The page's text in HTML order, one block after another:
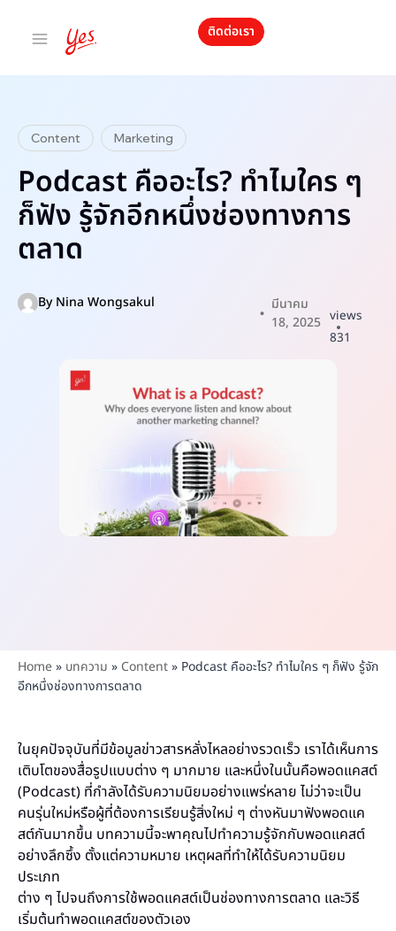
ติดต่อเรา
Content Marketing
Podcast คืออะไร? ทำไมใคร ๆ
ก็ฟัง รู้จักอีกหนึ่งช่องทางการ
ตลาด
ByNina Wongsakul
มีนาคม
18, 2025 views
831
Home» บทความ » Content» Podcast คืออะไร? ทำไมใคร ๆ ก็ฟัง รู้จัก
อีกหนึ่งช่องทางการตลาด
ในยุคปัจจุบันที่มีข้อมูลข่าวสารหลั่งไหลอย่างรวดเร็ว เราได้เห็นการ
เติบโตของสื่อรูปแบบต่าง ๆ มากมาย และหนึ่งในนั้นคือพอดแคสต์
(Podcast) ที่กำลังได้รับความนิยมอย่างแพร่หลาย ไม่ว่าจะเป็น
คนรุ่นใหม่หรือผู้ที่ต้องการเรียนรู้สิ่งใหม่ ๆ ต่างหันมาฟังพอดแค
สต์กันมากขึ้น บทความนี้จะพาคุณไปทำความรู้จักกับพอดแคสต์
อย่างลึกซึ้ง ตั้งแต่ความหมาย เหตุผลที่ทำให้ได้รับความนิยม
ประเภท
ต่าง ๆ ไปจนถึงการใช้พอดแคสต์เป็นช่องทางการตลาด และวิธี
เริ่มต้นทำพอดแคสต์ของตัวเอง